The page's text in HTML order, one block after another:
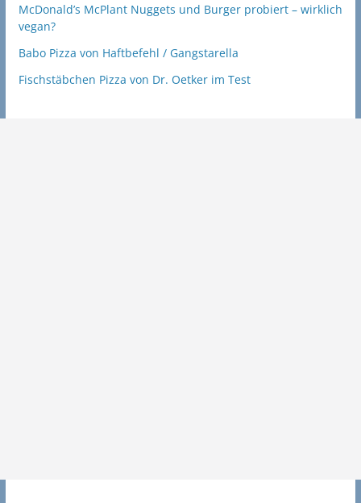
McDonald’s McPlant Nuggets und Burger probiert – wirklich
vegan?
Babo Pizza von Haftbefehl / Gangstarella
Fischstäbchen Pizza von Dr. Oetker im Test